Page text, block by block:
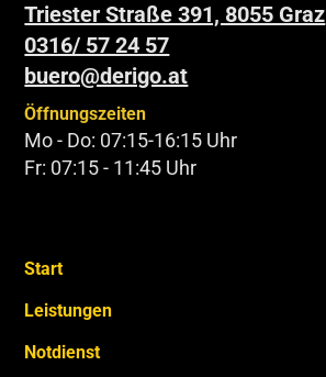
Triester Straße 391, 8055 Graz
0316/ 57 24 57
buero@derigo.at
Öffnungszeiten
Mo - Do: 07:15-16:15 Uhr
Fr: 07:15 - 11:45 Uhr
Start
Leistungen
Notdienst